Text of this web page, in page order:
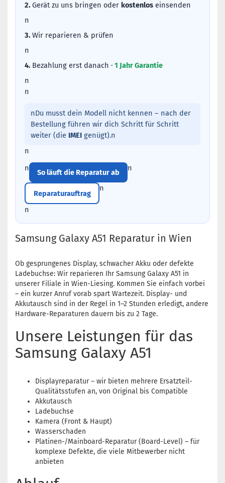
2. Gerät zu uns bringen oder kostenlos einsenden
n
3. Wir reparieren & prüfen
n
4. Bezahlung erst danach · 1 Jahr Garantie
n
n
nDu musst dein Modell nicht kennen – nach der
Bestellung führen wir dich Schritt für Schritt
weiter (die IMEI genügt).n
n
n
So läuft die Reparatur ab n
Reparaturauftrag
n
n
Samsung Galaxy A51 Reparatur in Wien
Ob gesprungenes Display, schwacher Akku oder defekte
Ladebuchse: Wir reparieren Ihr Samsung Galaxy A51 in
unserer Filiale in Wien-Liesing. Kommen Sie einfach vorbei
– ein kurzer Anruf vorab spart Wartezeit. Display- und
Akkutausch sind in der Regel in 1–2 Stunden erledigt, andere
Hardware-Reparaturen dauern bis zu 2 Tage.
Unsere Leistungen für das
Samsung Galaxy A51
Displayreparatur – wir bieten mehrere Ersatzteil-
Qualitätsstufen an, von Original bis Compatible
Akkutausch
Ladebuchse
Kamera (Front & Haupt)
Wasserschaden
Platinen-/Mainboard-Reparatur (Board-Level) – für
komplexe Defekte, die viele Mitbewerber nicht
anbieten